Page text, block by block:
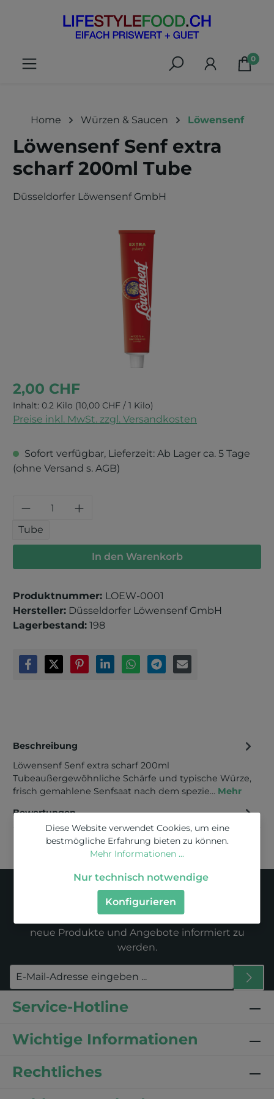
springen
0
Home Würzen & Saucen Löwensenf
Löwensenf Senf extra
scharf 200ml Tube
Düsseldorfer Löwensenf GmbH
Bildergalerie überspringen
2,00 CHF
Inhalt: 0.2 Kilo (10,00 CHF / 1 Kilo)
Preise inkl. MwSt. zzgl. Versandkosten
Sofort verfügbar, Lieferzeit: Ab Lager ca. 5 Tage
(ohne Versand s. AGB)
Produkt Anzahl: Gib den
Tube
In den Warenkorb
Produktnummer: LOEW-0001
Hersteller: Düsseldorfer Löwensenf GmbH
Lagerbestand: 198
Beschreibung
Löwensenf Senf extra scharf 200ml
Tubeaußergewöhnliche Schärfe und typische Würze,
frisch gemahlene Senfsaat nach dem spezie… Mehr
Bewertungen
Newsletter
Abonnieren Sie jetzt unseren regelmäßig
erscheinenden Newsletter, um rechtzeitig über
neue Produkte und Angebote informiert zu
werden.
Service-Hotline
Wichtige Informationen
Rechtliches
Diese Website verwendet Cookies, um eine
bestmögliche Erfahrung bieten zu können.
Mehr Informationen ...
Nur technisch notwendige
Konfigurieren